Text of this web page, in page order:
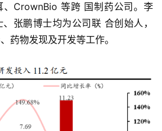
、CrownBio 等跨 国制药公司。李
张鹏博士均为公司联 合创始人，
药物发现及开发等工作。